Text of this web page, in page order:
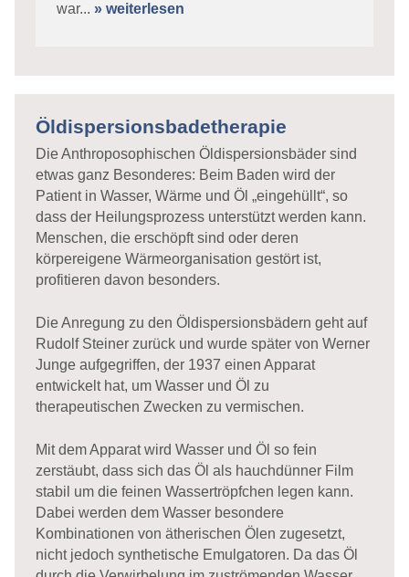
war... » weiterlesen
Öldispersionsbadetherapie
Die Anthroposophischen Öldispersionsbäder sind
etwas ganz Besonderes: Beim Baden wird der
Patient in Wasser, Wärme und Öl „eingehüllt“, so
dass der Heilungsprozess unterstützt werden kann.
Menschen, die erschöpft sind oder deren
körpereigene Wärmeorganisation gestört ist,
profitieren davon besonders.
Die Anregung zu den Öldispersionsbädern geht auf
Rudolf Steiner zurück und wurde später von Werner
Junge aufgegriffen, der 1937 einen Apparat
entwickelt hat, um Wasser und Öl zu
therapeutischen Zwecken zu vermischen.
Mit dem Apparat wird Wasser und Öl so fein
zerstäubt, dass sich das Öl als hauchdünner Film
stabil um die feinen Wassertröpfchen legen kann.
Dabei werden dem Wasser besondere
Kombinationen von ätherischen Ölen zugesetzt,
nicht jedoch synthetische Emulgatoren. Da das Öl